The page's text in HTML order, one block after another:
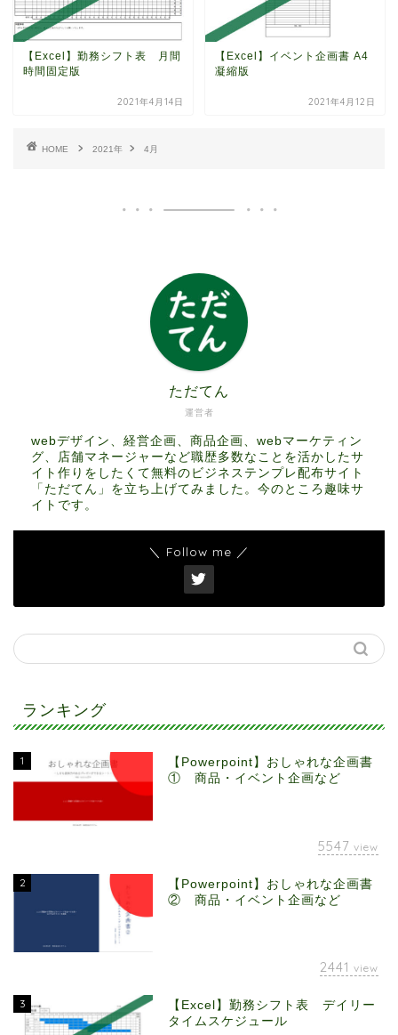
【Excel】勤務シフト表 月間
時間固定版
2021年4月14日
【Excel】イベント企画書 A4
凝縮版
2021年4月12日
HOME 2021年 4月
運営者
ただてん
webデザイン、経営企画、商品企画、webマーケティン
グ、店舗マネージャーなど職歴多数なことを活かしたサ
イト作りをしたくて無料のビジネステンプレ配布サイト
「ただてん」を立ち上げてみました。今のところ趣味サ
イトです。
＼ Follow me ／
ランキング
1
【Powerpoint】おしゃれな企画書
① 商品・イベント企画など
5547 view
2
【Powerpoint】おしゃれな企画書
② 商品・イベント企画など
2441 view
3
【Excel】勤務シフト表 デイリー
タイムスケジュール